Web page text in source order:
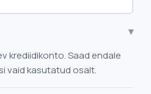
▾
krediidikonto. Saad endale
vaid kasutatud osalt.